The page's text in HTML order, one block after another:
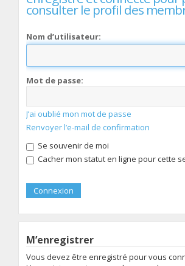
consulter le profil des
Nom d’utilisateur:
Mot de passe:
J’ai oublié mon mot de passe
Renvoyer l’e-mail de confirmation
Se souvenir de moi
Cacher mon statut en ligne pour cette
M’enregistrer
Vous devez être enregistré pour vous